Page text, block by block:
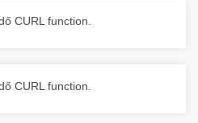
CURL function.
CURL function.